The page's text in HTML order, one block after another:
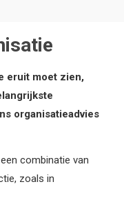
eruit moet zien,
organisatieadvies
combinatie van
zoals in